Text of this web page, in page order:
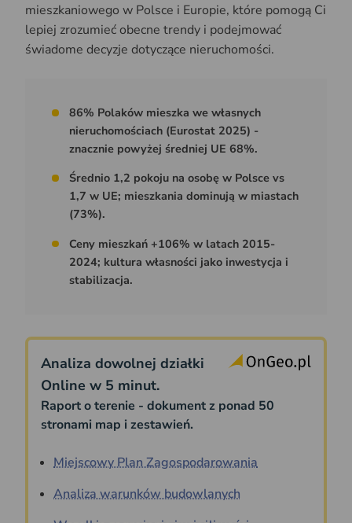
mieszkaniowego w Polsce i Europie, które pomogą Ci
lepiej zrozumieć obecne trendy i podejmować
świadome decyzje dotyczące nieruchomości.
86% Polaków mieszka we własnych
nieruchomościach (Eurostat 2025) -
znacznie powyżej średniej UE 68%.
Średnio 1,2 pokoju na osobę w Polsce vs
1,7 w UE; mieszkania dominują w miastach
(73%).
Ceny mieszkań +106% w latach 2015-
2024; kultura własności jako inwestycja i
stabilizacja.
Analiza dowolnej działki
Online w 5 minut.
Raport o terenie - dokument z ponad 50
stronami map i zestawień.
Miejscowy Plan Zagospodarowania
Analiza warunków budowlanych